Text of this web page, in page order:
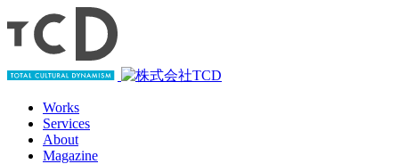
Works
Services
About
Magazine